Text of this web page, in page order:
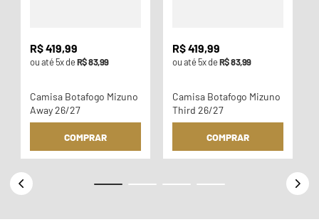
R$419,99
ou até5x deR$83,99
Camisa Botafogo Mizuno
Away 26/27
COMPRAR
R$419,99
ou até5x deR$83,99
Camisa Botafogo Mizuno
Third 26/27
COMPRAR